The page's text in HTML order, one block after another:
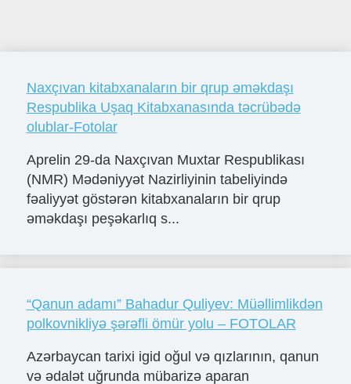
Naxçıvan kitabxanaların bir qrup əməkdaşı
Respublika Uşaq Kitabxanasında təcrübədə
olublar-Fotolar
Aprelin 29-da Naxçıvan Muxtar Respublikası
(NMR) Mədəniyyət Nazirliyinin tabeliyində
fəaliyyət göstərən kitabxanaların bir qrup
əməkdaşı peşəkarlıq s...
“Qanun adamı” Bahadur Quliyev: Müəllimlikdən
polkovnikliyə şərəfli ömür yolu – FOTOLAR
Azərbaycan tarixi igid oğul və qızlarının, qanun
və ədalət uğrunda mübarizə aparan